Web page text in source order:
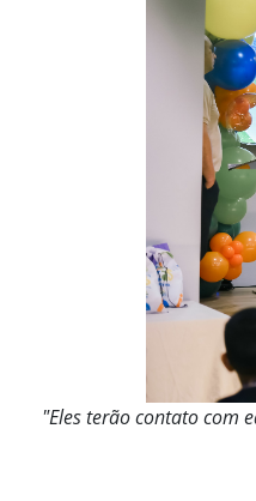
"Eles terão contato com